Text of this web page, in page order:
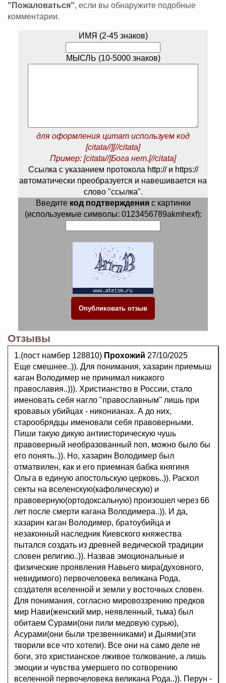
"Пожаловаться", если вы обнаружите подобные
комментарии.
ИМЯ (2-45 знаков)
МЫСЛЬ (10-5000 знаков)
для оформления цитат используем код
[citata//][//citata]
Пример: [citata//]Бога нет.[//citata]
Ссылка с указанием протокола http:// и https://
автоматически преобразуется и навешивается на
слово "ссылка".
Введите код подтвержденияс картинки
(используемые символы: 0123456789akmhexf):
Отзывы
1.(пост намбер 128810) Прохожий 27/10/2025
Еще смешнее..)). Для понимания, хазарин приемыш
каган Володимер не принимал никакого
православия..))). Христианство в России, стало
именовать себя нагло "православным" лишь при
кровавых убийцах - никонианах. А до них,
старообрядцы именовали себя правоверными.
Пиши такую дикую антиисторическую чушь
правоверный необразованный поп, можно было бы
его понять..)). Но, хазарин Володимер был
отматвилен, как и его приемная бабка княгиня
Ольга в единую апостольскую церковь..)). Раскол
секты на вселенскую(кафолическую) и
правоверную(ортодоксальную) произошел через 66
лет после смерти кагана Володимера..)). И да,
хазарин каган Володимер, братоубийца и
незаконный наследник Киевского княжества
пытался создать из древней ведической традиции
словен религию..)). Назвав эмоциональные и
физические проявления Навьего мира(духовного,
невидимого) первочеловека великана Рода,
создателя вселенной и земли у восточных словен.
Для понимания, согласно мировоззрению предков
мир Нави(женский мир, неявленный, тьма) был
обитаем Сурами(они пили медовую сурью),
Асурами(они были трезвенниками) и Дыями(эти
творили все что хотели). Все они на само деле не
боги, это христианское лживое толкование, а лишь
эмоции и чувства умершего по сотворению
вселенной первочеловека великана Рода..)). Перун -